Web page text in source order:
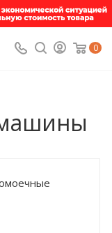
0